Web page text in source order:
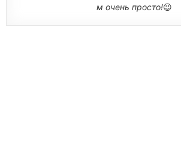
м очень просто!😉